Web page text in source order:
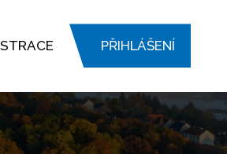
PŘIHLÁŠENÍ